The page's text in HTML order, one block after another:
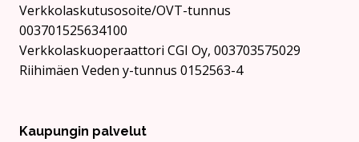
Verkkolaskutusosoite/OVT-tunnus
003701525634100
Verkkolaskuoperaattori CGI Oy, 003703575029
Riihimäen Veden y-tunnus 0152563-4
Kaupungin palvelut